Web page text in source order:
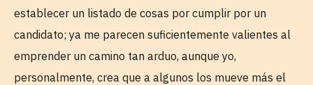
establecer un listado de cosas por cumplir por un
candidato; ya me parecen suficientemente valientes al
emprender un camino tan arduo, aunque yo,
personalmente, crea que a algunos los mueve más el